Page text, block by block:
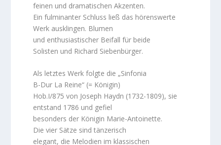
feinen und dramatischen Akzenten.
Ein fulminanter Schluss ließ das hörenswerte
Werk ausklingen. Blumen
und enthusiastischer Beifall für beide
Solisten und Richard Siebenbürger.
Als letztes Werk folgte die „Sinfonia
B-Dur La Reine“ (= Königin)
Hob.I/875 von Joseph Haydn (1732-1809), sie
entstand 1786 und gefiel
besonders der Königin Marie-Antoinette.
Die vier Sätze sind tänzerisch
elegant, die Melodien im klassischen